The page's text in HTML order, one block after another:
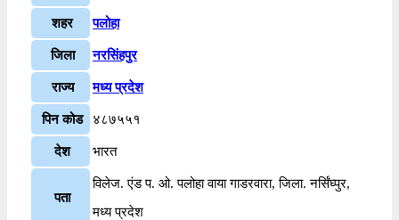
शहर पलोहा
जिला नरसिंहपुर
राज्य मध्य प्रदेश
पिन कोड ४८७५५१
देश भारत
पता
विलेज. एंड प. ओ. पलोहा वाया गाडरवारा, जिला. नर्सिंघ्पुर,
मध्य प्रदेश